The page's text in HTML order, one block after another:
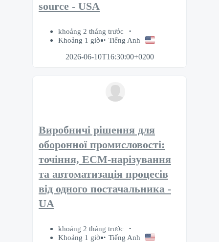
source - USA
khoảng 2 tháng trước
Khoảng 1 giờ
Tiếng Anh
2026-06-10T16:30:00+0200
Виробничі рішення для
оборонної промисловості:
точіння, ECM-нарізування
та автоматизація процесів
від одного постачальника -
UA
khoảng 2 tháng trước
Khoảng 1 giờ
Tiếng Anh